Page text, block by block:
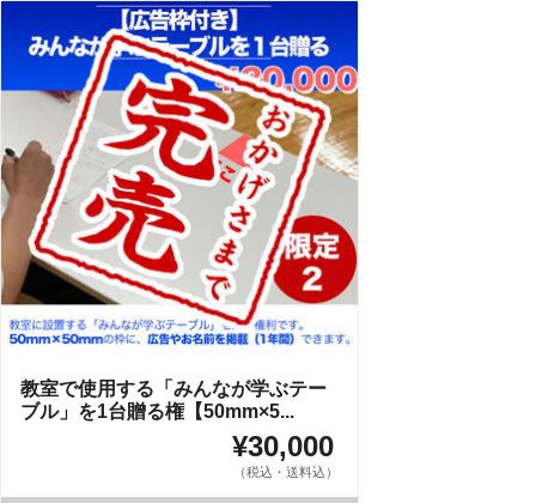
教室で使用する「みんなが学ぶテー
ブル」を1台贈る権【50mm×5...
¥30,000
（税込・送料込）